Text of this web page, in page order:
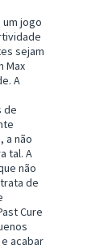
jogo
sejam
Max
A
de
a não
tal. A
não
de
Cure
acabar